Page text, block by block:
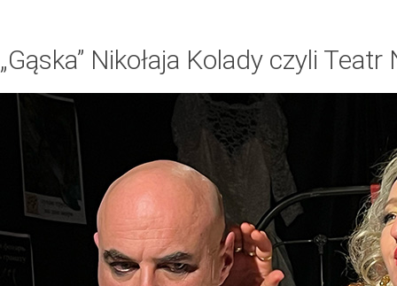
„Gąska” Nikołaja Kolady czyli